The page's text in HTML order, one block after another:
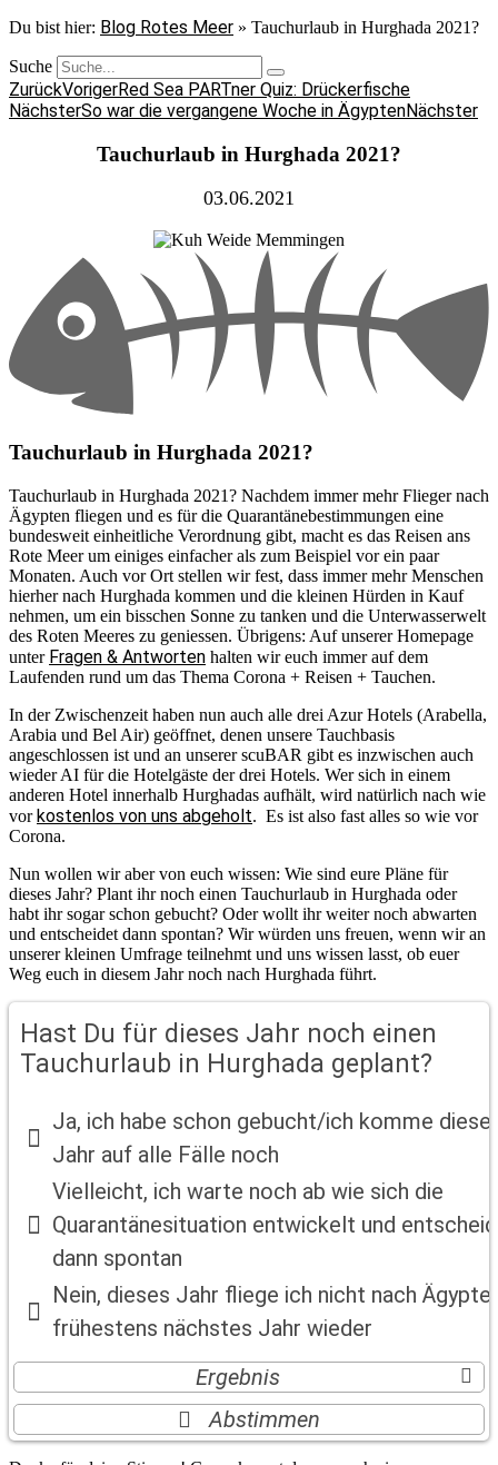
Du bist hier: Blog Rotes Meer » Tauchurlaub in Hurghada 2021?
Suche
ZurückVorigerRed Sea PARTner Quiz: Drückerfische
NächsterSo war die vergangene Woche in ÄgyptenNächster
Tauchurlaub in Hurghada 2021?
03.06.2021
Tauchurlaub in Hurghada 2021?
Tauchurlaub in Hurghada 2021? Nachdem immer mehr Flieger nach
Ägypten fliegen und es für die Quarantänebestimmungen eine
bundesweit einheitliche Verordnung gibt, macht es das Reisen ans
Rote Meer um einiges einfacher als zum Beispiel vor ein paar
Monaten. Auch vor Ort stellen wir fest, dass immer mehr Menschen
hierher nach Hurghada kommen und die kleinen Hürden in Kauf
nehmen, um ein bisschen Sonne zu tanken und die Unterwasserwelt
des Roten Meeres zu geniessen. Übrigens: Auf unserer Homepage
unter Fragen & Antworten halten wir euch immer auf dem
Laufenden rund um das Thema Corona + Reisen + Tauchen.
In der Zwischenzeit haben nun auch alle drei Azur Hotels (Arabella,
Arabia und Bel Air) geöffnet, denen unsere Tauchbasis
angeschlossen ist und an unserer scuBAR gibt es inzwischen auch
wieder AI für die Hotelgäste der drei Hotels. Wer sich in einem
anderen Hotel innerhalb Hurghadas aufhält, wird natürlich nach wie
vorkostenlos von uns abgeholt. Es ist also fast alles so wie vor
Corona.
Nun wollen wir aber von euch wissen: Wie sind eure Pläne für
dieses Jahr? Plant ihr noch einen Tauchurlaub in Hurghada oder
habt ihr sogar schon gebucht? Oder wollt ihr weiter noch abwarten
und entscheidet dann spontan? Wir würden uns freuen, wenn wir an
unserer kleinen Umfrage teilnehmt und uns wissen lasst, ob euer
Weg euch in diesem Jahr noch nach Hurghada führt.
Hast Du für dieses Jahr noch einen
Tauchurlaub in Hurghada geplant?
Ja, ich habe schon gebucht/ich komme
Jahr auf alle Fälle noch
Vielleicht, ich warte noch ab wie sich die
Quarantänesituation entwickelt und
dann spontan
Nein, dieses Jahr fliege ich nicht nach
frühestens nächstes Jahr wieder
Ergebnis
Abstimmen
Hast Du für dieses Jahr noch einen
Tauchurlaub in Hurghada geplant?
Ja, ich habe schon gebucht/ich komme dieses
Jahr auf alle Fälle noch
40.94 %
Vielleicht, ich warte noch ab wie sich die
Quarantänesituation entwickelt und entscheide
ich
nach
Ägypten,
frühestens
Zurück